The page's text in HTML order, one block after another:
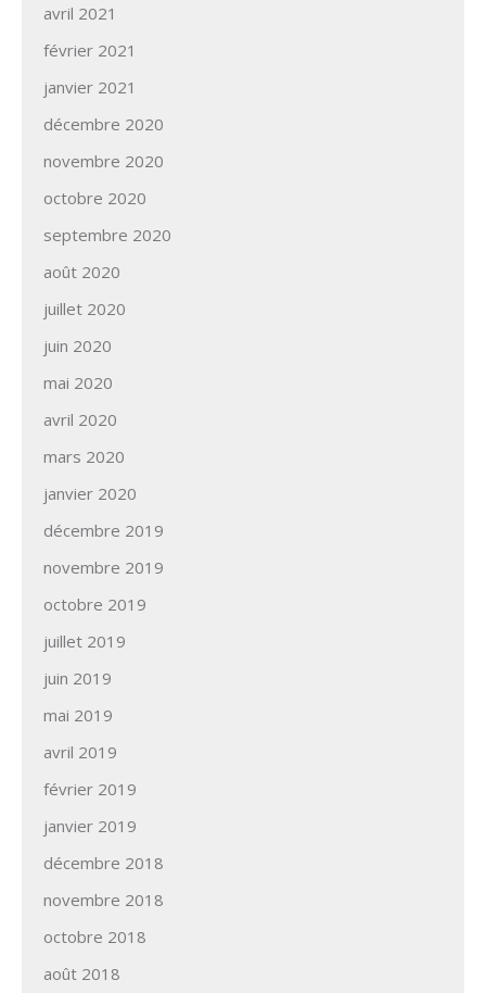
avril 2021
février 2021
janvier 2021
décembre 2020
novembre 2020
octobre 2020
septembre 2020
août 2020
juillet 2020
juin 2020
mai 2020
avril 2020
mars 2020
janvier 2020
décembre 2019
novembre 2019
octobre 2019
juillet 2019
juin 2019
mai 2019
avril 2019
février 2019
janvier 2019
décembre 2018
novembre 2018
octobre 2018
août 2018